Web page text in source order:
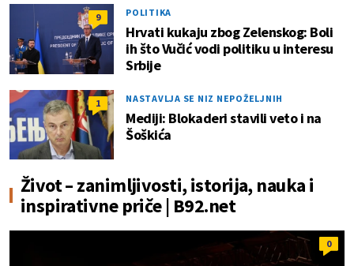
9 POLITIKA
Hrvati kukaju zbog Zelenskog: Boli
ih što Vučić vodi politiku u interesu
Srbije
1 NASTAVLJA SE NIZ NEPOŽELJNIH
Mediji: Blokaderi stavili veto i na
Šoškića
Život – zanimljivosti, istorija, nauka i
inspirativne priče | B92.net
0